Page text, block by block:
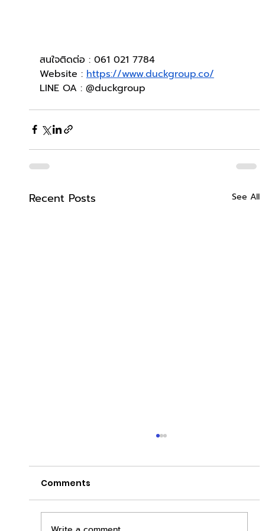
สนใจติดต่อ : 061 021 7784
Website : https://www.duckgroup.co/
LINE OA : @duckgroup
Recent Posts See All
Comments